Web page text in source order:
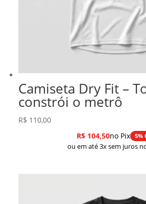
Camiseta Dry Fit –
constrói o metrô
R$ 110,00
R$104,50no Pix 5%
ou em até 3x sem juros